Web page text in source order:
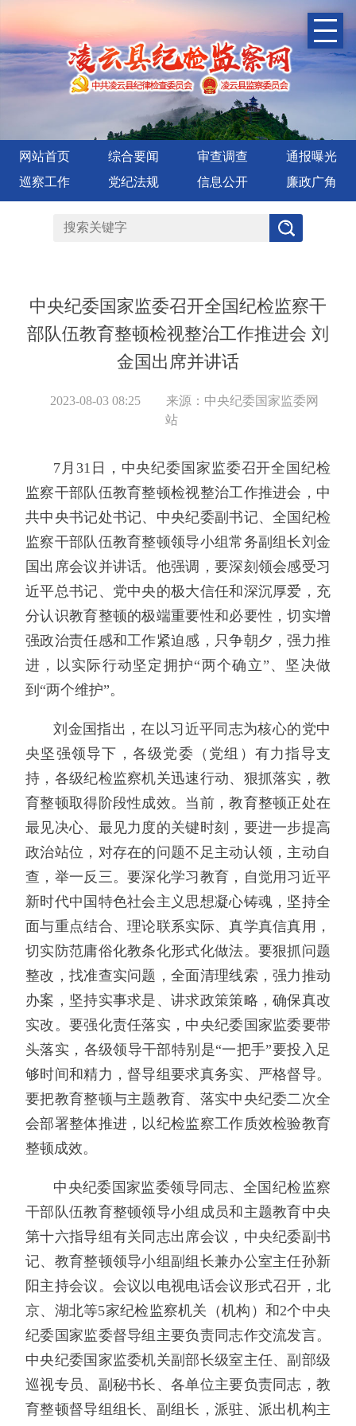
网站首页 综合要闻 审查调查
通报曝光
巡察工作
党纪法规 信息公开 廉政广角
中央纪委国家监委召开全国纪检监察干
部队伍教育整顿检视整治工作推进会 刘
金国出席并讲话
2023-08-03 08:25
来源：中央纪委国家监委网
站
7月31日，中央纪委国家监委召开全国纪检
监察干部队伍教育整顿检视整治工作推进会，中
共中央书记处书记、中央纪委副书记、全国纪检
监察干部队伍教育整顿领导小组常务副组长刘金
国出席会议并讲话。他强调，要深刻领会感受习
近平总书记、党中央的极大信任和深沉厚爱，充
分认识教育整顿的极端重要性和必要性，切实增
强政治责任感和工作紧迫感，只争朝夕，强力推
进，以实际行动坚定拥护“两个确立”、坚决做
到“两个维护”。
刘金国指出，在以习近平同志为核心的党中
央坚强领导下，各级党委（党组）有力指导支
持，各级纪检监察机关迅速行动、狠抓落实，教
育整顿取得阶段性成效。当前，教育整顿正处在
最见决心、最见力度的关键时刻，要进一步提高
政治站位，对存在的问题不足主动认领，主动自
查，举一反三。要深化学习教育，自觉用习近平
新时代中国特色社会主义思想凝心铸魂，坚持全
面与重点结合、理论联系实际、真学真信真用，
切实防范庸俗化教条化形式化做法。要狠抓问题
整改，找准查实问题，全面清理线索，强力推动
办案，坚持实事求是、讲求政策策略，确保真改
实改。要强化责任落实，中央纪委国家监委要带
头落实，各级领导干部特别是“一把手”要投入足
够时间和精力，督导组要求真务实、严格督导。
要把教育整顿与主题教育、落实中央纪委二次全
会部署整体推进，以纪检监察工作质效检验教育
整顿成效。
中央纪委国家监委领导同志、全国纪检监察
干部队伍教育整顿领导小组成员和主题教育中央
第十六指导组有关同志出席会议，中央纪委副书
记、教育整顿领导小组副组长兼办公室主任孙新
阳主持会议。会议以电视电话会议形式召开，北
京、湖北等5家纪检监察机关（机构）和2个中央
纪委国家监委督导组主要负责同志作交流发言。
中央纪委国家监委机关副部长级室主任、副部级
巡视专员、副秘书长、各单位主要负责同志，教
育整顿督导组组长、副组长，派驻、派出机构主